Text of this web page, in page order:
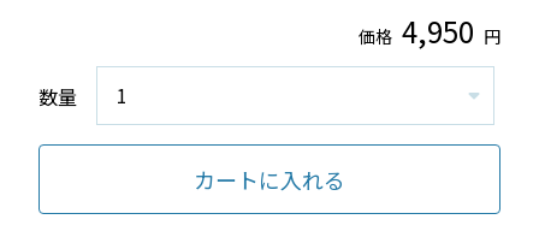
価格 4,950 円
数量
カートに入れる